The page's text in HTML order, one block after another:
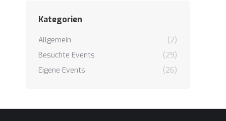
Kategorien
Allgemein
(2)
Besuchte Events
(29)
Eigene Events
(26)